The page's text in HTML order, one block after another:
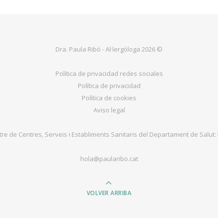
Dra. Paula Ribó - Al·lergòloga 2026 ©
Política de privacidad redes sociales
Política de privacidad
Política de cookies
Aviso legal
de Centres, Serveis i Establiments Sanitaris del Departament de Salut:
hola@paularibo.cat
VOLVER ARRIBA